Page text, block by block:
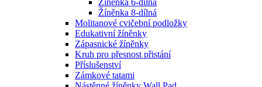
Žíněnka 6-dílná
Žíněnka 8-dílná
Molitanové cvičební podložky
Edukativní žíněnky
Zápasnické žíněnky
Kruh pro přesnost přistání
Příslušenství
Zámkové tatami